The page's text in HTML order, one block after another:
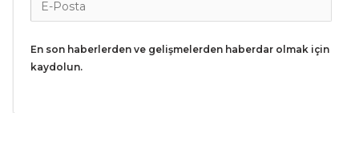
En son haberlerden ve gelişmelerden haberdar olmak için
kaydolun.